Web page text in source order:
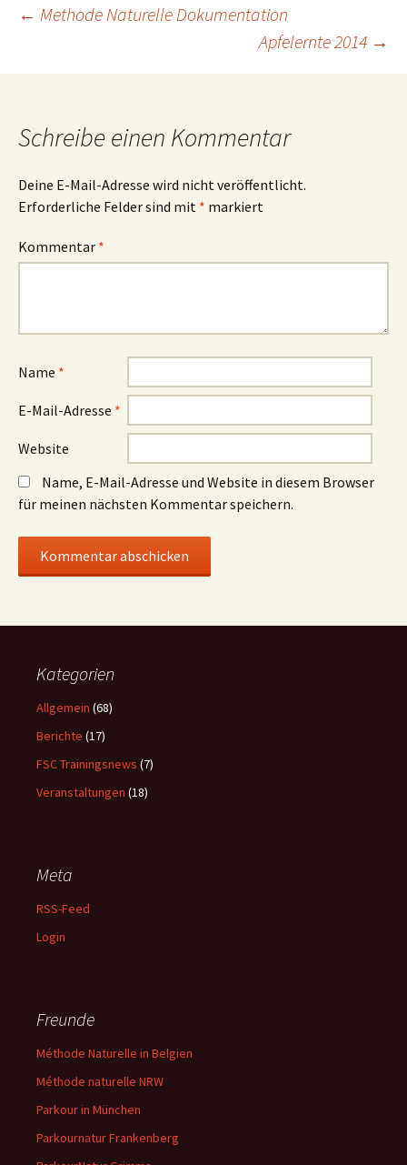
Beitrags-
Navigation
← Methode Naturelle Dokumentation
Apfelernte 2014 →
Schreibe einen Kommentar
Deine E-Mail-Adresse wird nicht veröffentlicht.
Erforderliche Felder sind mit * markiert
Kommentar *
Name *
E-Mail-Adresse *
Website
Name, E-Mail-Adresse und Website in diesem Browser
für meinen nächsten Kommentar speichern.
Kategorien
Allgemein (68)
Berichte (17)
FSC Trainingsnews (7)
Veranstaltungen (18)
Meta
RSS-Feed
Login
Freunde
Méthode Naturelle in Belgien
Méthode naturelle NRW
Parkour in München
Parkournatur Frankenberg